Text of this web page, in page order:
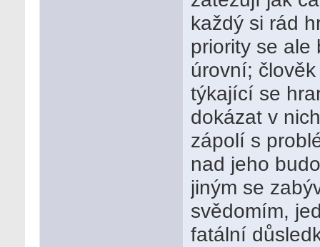
každý si rád
priority se ale
úrovní;
týkající se
dokázat v
zápolí s
nad jeho
jiným se
svědomím,
fatální